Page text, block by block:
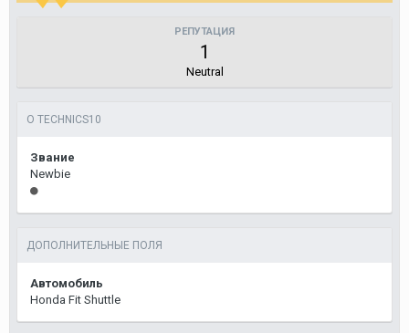
РЕПУТАЦИЯ
1
Neutral
О TECHNICS10
Звание
Newbie
ДОПОЛНИТЕЛЬНЫЕ ПОЛЯ
Автомобиль
Honda Fit Shuttle